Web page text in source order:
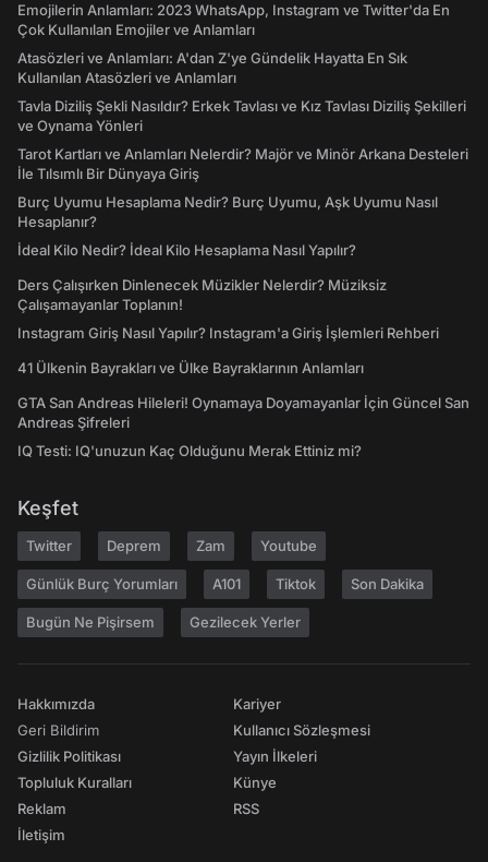
Emojilerin Anlamları: 2023 WhatsApp, Instagram ve Twitter'da En
Çok Kullanılan Emojiler ve Anlamları
Atasözleri ve Anlamları: A'dan Z'ye Gündelik Hayatta En Sık
Kullanılan Atasözleri ve Anlamları
Tavla Diziliş Şekli Nasıldır? Erkek Tavlası ve Kız Tavlası Diziliş Şekilleri
ve Oynama Yönleri
Tarot Kartları ve Anlamları Nelerdir? Majör ve Minör Arkana Desteleri
İle Tılsımlı Bir Dünyaya Giriş
Burç Uyumu Hesaplama Nedir? Burç Uyumu, Aşk Uyumu Nasıl
Hesaplanır?
İdeal Kilo Nedir? İdeal Kilo Hesaplama Nasıl Yapılır?
Ders Çalışırken Dinlenecek Müzikler Nelerdir? Müziksiz
Çalışamayanlar Toplanın!
Instagram Giriş Nasıl Yapılır? Instagram'a Giriş İşlemleri Rehberi
41 Ülkenin Bayrakları ve Ülke Bayraklarının Anlamları
GTA San Andreas Hileleri! Oynamaya Doyamayanlar İçin Güncel San
Andreas Şifreleri
IQ Testi: IQ'unuzun Kaç Olduğunu Merak Ettiniz mi?
Keşfet
Twitter Deprem Zam Youtube
Günlük Burç Yorumları A101 Tiktok Son Dakika
Bugün Ne Pişirsem Gezilecek Yerler
Hakkımızda
Geri Bildirim
Gizlilik Politikası
Topluluk Kuralları
Reklam
İletişim
Kariyer
Kullanıcı Sözleşmesi
Yayın İlkeleri
Künye
RSS